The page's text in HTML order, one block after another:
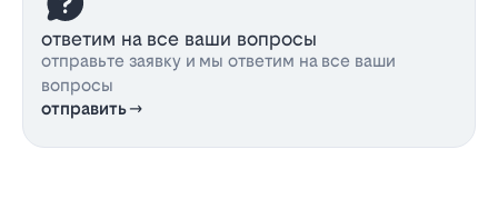
ответим на все ваши вопросы
отправьте заявку и мы ответим на все ваши
вопросы
отправить